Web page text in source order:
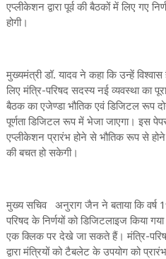
एप्लीकेशन द्वारा पूर्व की बैठकों में लिए गए
होगी।
मुख्यमंत्री डॉ. यादव ने कहा कि उन्हें
लिए मंत्रि-परिषद सदस्य नई व्यवस्था का
बैठक का एजेण्डा भौतिक एवं डिजिटल रूप
पूर्णता डिजिटल रूप में भेजा जाएगा। इस
एप्लीकेशन प्रारंभ होने से भौतिक रूप से
की बचत हो सकेगी।
मुख्य सचिव अनुराग जैन ने बताया कि
परिषद के निर्णयों को डिजिटलाइज किया
एक क्लिक पर देखे जा सकते हैं। मंत्रि-
द्वारा मंत्रियों को टैबलेट के उपयोग को